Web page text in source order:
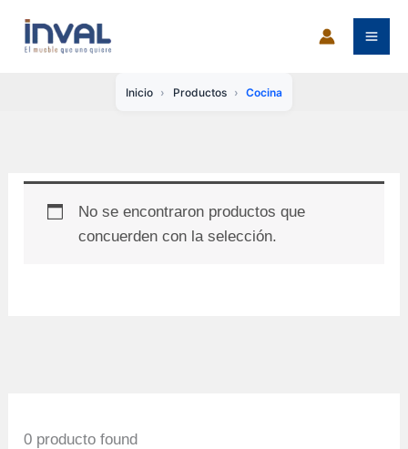
Inicio Productos Cocina
No se encontraron productos que
concuerden con la selección.
0 producto found